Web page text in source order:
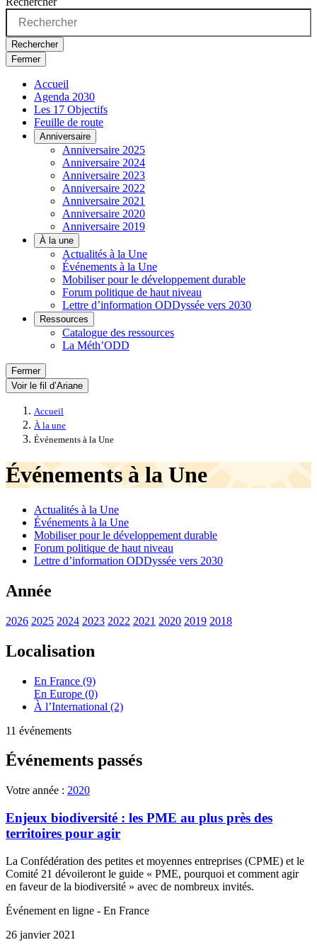
Rechercher
Fermer
Accueil
Agenda 2030
Les 17 Objectifs
Feuille de route
Anniversaire
Anniversaire 2025
Anniversaire 2024
Anniversaire 2023
Anniversaire 2022
Anniversaire 2021
Anniversaire 2020
Anniversaire 2019
À la une
Actualités à la Une
Événements à la Une
Mobiliser pour le développement durable
Forum politique de haut niveau
Lettre d’information ODDyssée vers 2030
Ressources
Catalogue des ressources
La Méth’ODD
Fermer
Voir le fil d’Ariane
Accueil
À la une
Événements à la Une
Événements à la Une
Actualités à la Une
Événements à la Une
Mobiliser pour le développement durable
Forum politique de haut niveau
Lettre d’information ODDyssée vers 2030
Année
2026 2025 2024 2023 2022 2021 2020 2019 2018
Localisation
En France (9)
En Europe (0)
À l’International (2)
11 événements
Événements passés
Votre année : 2020
Enjeux biodiversité : les PME au plus près des
territoires pour agir
La Confédération des petites et moyennes entreprises (CPME) et le
Comité 21 dévoileront le guide « PME, pourquoi et comment agir
en faveur de la biodiversité » avec de nombreux invités.
Événement en ligne - En France
26 janvier 2021